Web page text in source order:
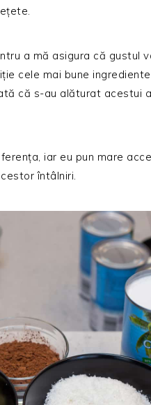
a mă asigura că gustul
cele mai bune
că s-au alăturat acestui
iar eu pun mare
întâlniri.